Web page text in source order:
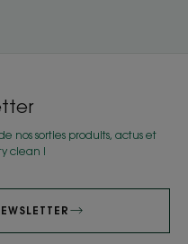
nos sorties produits, actus et
clean !